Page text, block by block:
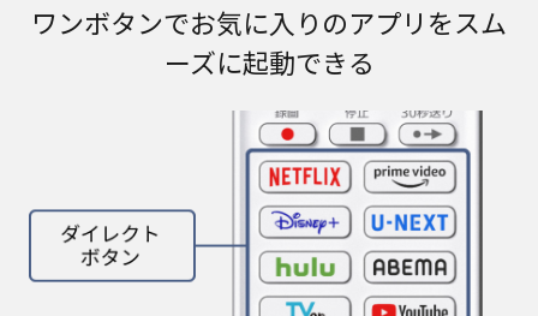
ワンボタンでお気に入りのアプリをスム
ーズに起動できる